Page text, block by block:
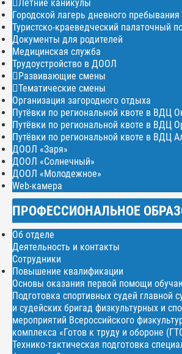
Летние каникулы
Городской лагерь дневного пребывания
Туристско-краеведческий палаточный
Документы для родителей
Медицинская служба
Трудоустройство в ДООЛ
Развивающие смены
Тематические смены
Организация загородного отдыха
Путёвки по региональной квоте в ВДЦ
Путёвки по региональной квоте в ВДЦ
Путёвки по региональной квоте в ВДЦ
ДООЛ «Заря»
ДООЛ «Солнечный»
ДООЛ «Молодежное»
Web-камера
ПРОФЕССИОНАЛЬНОЕ
Об отделе
Деятельность и контакты
Сотрудники
Повышение квалификации
Основы оказания первой помощи
Подготовка спортивных судей главной
и судейских бригад физкультурных и
мероприятий Всероссийского
комплекса «Готов к труду и обороне
Технико-тактическая подготовка